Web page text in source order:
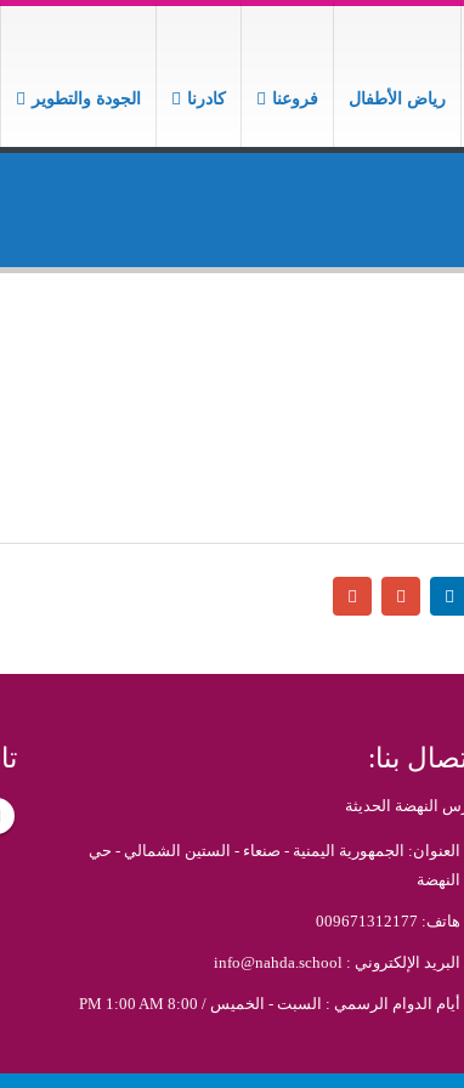
رياض الأطفال فروعنا كادرنا الجودة والتطوير
بنا:
النهضة الحديثة
العنوان:
الجمهورية اليمنية - صنعاء - الستين الشمالي - حي
النهضة
هاتف: 009671312177
البريد الإلكتروني : info@nahda.school
أيام الدوام الرسمي : السبت - الخميس / 8:00 PM 1:00 AM